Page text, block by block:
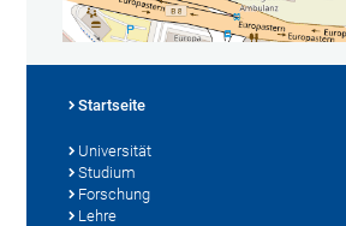
Startseite
Universität
Studium
Forschung
Lehre